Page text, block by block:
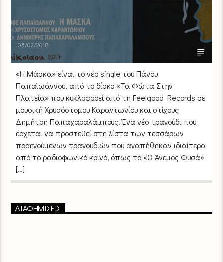
05/02/2018
«Η Μάσκα» είναι το νέο single του Πάνου
Παπαϊωάννου, από το δίσκο «Τα Φώτα Στην
Πλατεία» που κυκλοφορεί από τη Feelgood Records σε
μουσική Χρυσόστομου Καραντωνίου και στίχους
Δημήτρη Παπαχαραλάμπους. Ένα νέο τραγούδι που
έρχεται να προστεθεί στη λίστα των τεσσάρων
προηγούμενων τραγουδιών που αγαπήθηκαν ιδιαίτερα
από το ραδιοφωνικό κοινό, όπως το «Ο Άνεμος Φυσά»
[…]
ΔΙΑΦΗΜΙΣΕΙΣ